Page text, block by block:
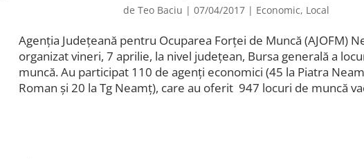
de Teo Baciu | 07/04/2017 | Economic, Local
Agenția Județeană pentru Ocuparea Forței de Muncă (AJOFM)
organizat vineri, 7 aprilie, la nivel județean, Bursa generală a
muncă. Au participat 110 de agenți economici (45 la Piatra
Roman și 20 la Tg Neamț), care au oferit 947 locuri de muncă